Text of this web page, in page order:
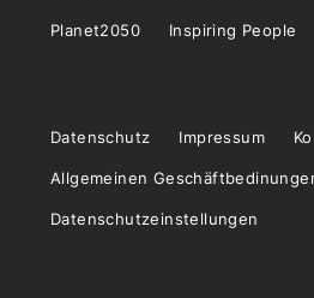
Planet2050 Inspiring People
Datenschutz Impressum
Allgemeinen
Datenschutzeinstellungen